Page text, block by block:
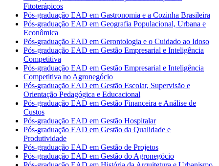
Fitoterápicos
Pós-graduação EAD em Gastronomia e a Cozinha Brasileira
Pós-graduação EAD em Geografia Populacional, Urbana e
Econômica
Pós-graduação EAD em Gerontologia e o Cuidado ao Idoso
Pós-graduação EAD em Gestão Empresarial e Inteligência
Competitiva
Pós-graduação EAD em Gestão Empresarial e Inteligência
Competitiva no Agronegócio
Pós-graduação EAD em Gestão Escolar, Supervisão e
Orientação Pedagógica e Educacional
Pós-graduação EAD em Gestão Financeira e Análise de
Custos
Pós-graduação EAD em Gestão Hospitalar
Pós-graduação EAD em Gestão da Qualidade e
Produtividade
Pós-graduação EAD em Gestão de Projetos
Pós-graduação EAD em Gestão do Agronegócio